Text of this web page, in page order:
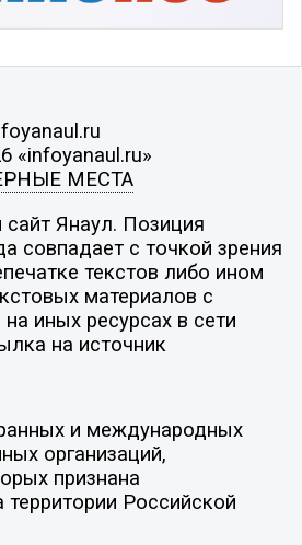
«infoyanaul.ru»
МЕСТА
Янаул. Позиция
совпадает с точкой зрения
текстов либо ином
материалов с
иных ресурсах в сети
на источник
и международных
организаций,
признана
Российской